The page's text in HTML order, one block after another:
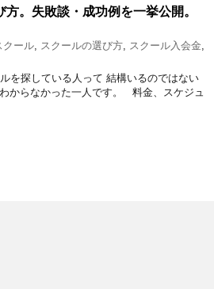
。失敗談・成功例を一挙公開。
クール, スクールの選び方, スクール入会金,
を探している人って 結構いるのではない
からなかった一人です。 料金、スケジュ